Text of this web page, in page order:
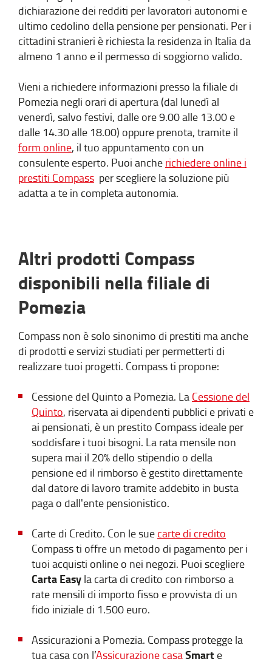
dichiarazione dei redditi per lavoratori autonomi e
ultimo cedolino della pensione per pensionati. Per i
cittadini stranieri è richiesta la residenza in Italia da
almeno 1 anno e il permesso di soggiorno valido.
Vieni a richiedere informazioni presso la filiale di
Pomezia negli orari di apertura (dal lunedì al
venerdì, salvo festivi, dalle ore 9.00 alle 13.00 e
dalle 14.30 alle 18.00) oppure prenota, tramite il
form online, il tuo appuntamento con un
consulente esperto. Puoi anche richiedere online i
prestiti Compass per scegliere la soluzione più
adatta a te in completa autonomia.
Altri prodotti Compass
disponibili nella filiale di
Pomezia
Compass non è solo sinonimo di prestiti ma anche
di prodotti e servizi studiati per permetterti di
realizzare tuoi progetti. Compass ti propone:
Cessione del Quinto a Pomezia. La Cessione del
Quinto, riservata ai dipendenti pubblici e privati e
ai pensionati, è un prestito Compass ideale per
soddisfare i tuoi bisogni. La rata mensile non
supera mai il 20% dello stipendio o della
pensione ed il rimborso è gestito direttamente
dal datore di lavoro tramite addebito in busta
paga o dall'ente pensionistico.
Carte di Credito. Con le sue carte di credito
Compass ti offre un metodo di pagamento per i
tuoi acquisti online o nei negozi. Puoi scegliere
Carta Easy la carta di credito con rimborso a
rate mensili di importo fisso e provvista di un
fido iniziale di 1.500 euro.
Assicurazioni a Pomezia. Compass protegge la
tua casa con l’Assicurazione casaSmart e